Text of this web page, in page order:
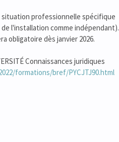
professionnelle spécifique
l'installation comme indépendant).
obligatoire dès janvier 2026.
Connaissances juridiques
formations/bref/PYCJTJ90.html